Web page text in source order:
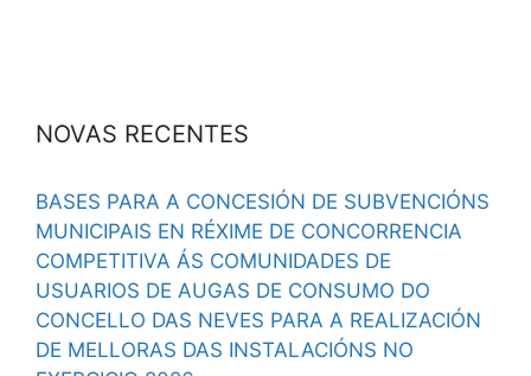
NOVAS RECENTES
BASES PARA A CONCESIÓN DE SUBVENCIÓNS
MUNICIPAIS EN RÉXIME DE CONCORRENCIA
COMPETITIVA ÁS COMUNIDADES DE
USUARIOS DE AUGAS DE CONSUMO DO
CONCELLO DAS NEVES PARA A REALIZACIÓN
DE MELLORAS DAS INSTALACIÓNS NO